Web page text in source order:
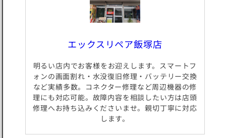
エックスリペア飯塚店
明るい店内でお客様をお迎えします。スマートフ
ォンの画面割れ・水没復旧修理・バッテリー交換
など実績多数。コネクター修理など周辺機器の修
理にも対応可能。故障内容を相談したい方は店頭
修理へお持ち込みくださいませ。親切丁寧に対応
します。